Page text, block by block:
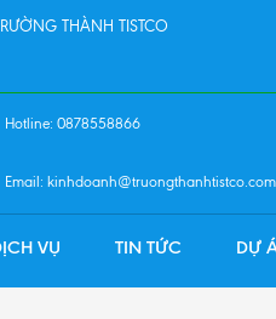
THÀNH TISTCO
Hotline: 0878558866
Email: kinhdoanh@truongthanhtistco.com
VỤ TIN TỨC DỰ